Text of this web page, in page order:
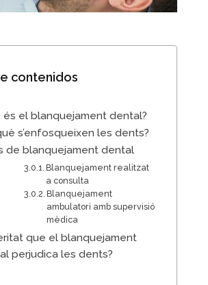
contenidos
és el blanquejament dental?
s’enfosqueixen les dents?
de blanquejament dental
Blanquejament realitzat
a consulta
Blanquejament
ambulatori amb supervisió
mèdica
que el blanquejament
perjudica les dents?